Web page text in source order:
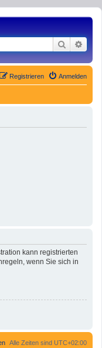
Suche
Anmelden
Registrieren
kann registrierten
wenn Sie sich in
Alle Zeiten sind UTC+02:00